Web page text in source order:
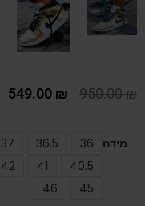
950.00₪
549.00 ₪
מידה 36
36.5
37
40.5
41
42
45
46